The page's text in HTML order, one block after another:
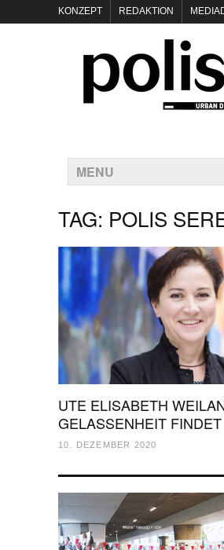
KONZEPT REDAKTION
POLIS KEYNOTES
KONTAKT DATENSCHUTZ
MENU
TAG: POLIS
UTE ELISABETH
GELASSENHEIT FINDET
10. DEZEMBER 2020